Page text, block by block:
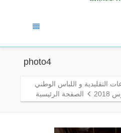
photo4
التقليدية و اللباس الوطني
الصفحة الرئيسية